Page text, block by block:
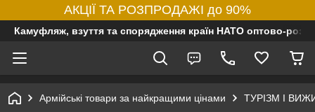
АКЦІЇ ТА РОЗПРОДАЖІ до 90%
Камуфляж, взуття та спорядження країн НАТО оптово-
Армійські товари за найкращими цінами ТУРІЗМ І